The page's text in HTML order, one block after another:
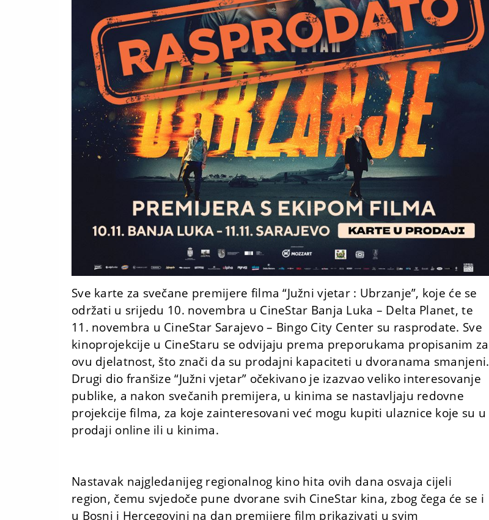
Sve karte za svečane premijere filma “Južni vjetar : Ubrzanje”, koje će se
održati u srijedu 10. novembra u CineStar Banja Luka – Delta Planet, te
11. novembra u CineStar Sarajevo – Bingo City Center su rasprodate. Sve
kinoprojekcije u CineStaru se odvijaju prema preporukama propisanim za
ovu djelatnost, što znači da su prodajni kapaciteti u dvoranama smanjeni.
Drugi dio franšize “Južni vjetar” očekivano je izazvao veliko interesovanje
publike, a nakon svečanih premijera, u kinima se nastavljaju redovne
projekcije filma, za koje zainteresovani već mogu kupiti ulaznice koje su u
prodaji online ili u kinima.
Nastavak najgledanijeg regionalnog kino hita ovih dana osvaja cijeli
region, čemu svjedoče pune dvorane svih CineStar kina, zbog čega će se i
u Bosni i Hercegovini na dan premijere film prikazivati u svim